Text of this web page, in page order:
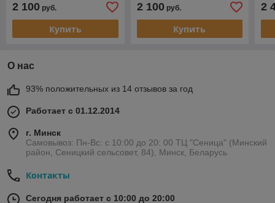
2 100 руб.
Купить
2 100руб.
Купить
2
О нас
93% положительных из 14 отзывов за год
Работает с 01.12.2014
г. Минск
Самовывоз: Пн-Вс: с 10:00 до 20: 00 ТЦ "Сеница" (Минский
район, Сеницкий сельсовет, 84), Минск, Беларусь
Контакты
Сегодня работает с 10:00 до 20:00